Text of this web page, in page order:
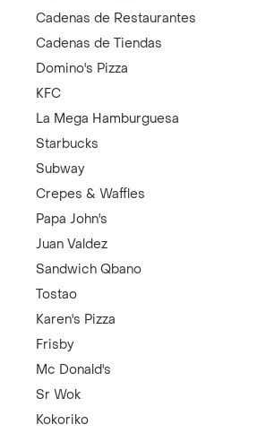
Cadenas de Restaurantes
Cadenas de Tiendas
Domino's Pizza
KFC
La Mega Hamburguesa
Starbucks
Subway
Crepes & Waffles
Papa John's
Juan Valdez
Sandwich Qbano
Tostao
Karen's Pizza
Frisby
Mc Donald's
Sr Wok
Kokoriko